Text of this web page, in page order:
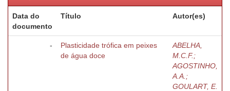
Data do
documento
Título Autor(es)
-
Plasticidade trófica em peixes
de água doce
ABELHA,
M.C.F.;
AGOSTINHO,
A.A.;
GOULART, E.